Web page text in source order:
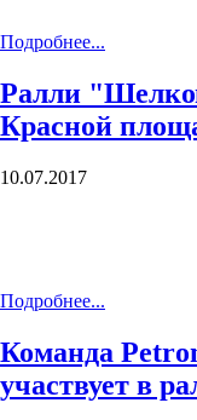
Подробнее...
Ралли
Красной
10.07.2017
Подробнее...
Команда
участвует в